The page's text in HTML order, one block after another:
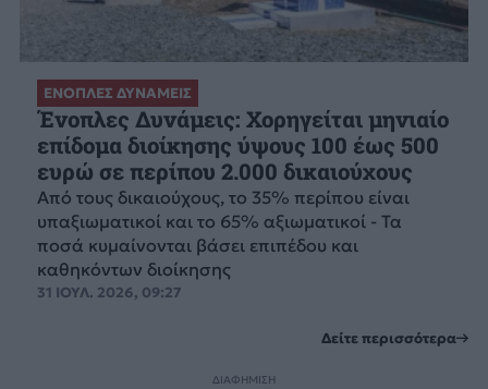
ΕΝΟΠΛΕΣ ΔΥΝΑΜΕΙΣ
Ένοπλες Δυνάμεις: Χορηγείται μηνιαίο
επίδομα διοίκησης ύψους 100 έως 500
ευρώ σε περίπου 2.000 δικαιούχους
Από τους δικαιούχους, το 35% περίπου είναι
υπαξιωματικοί και το 65% αξιωματικοί - Τα
ποσά κυμαίνονται βάσει επιπέδου και
καθηκόντων διοίκησης
31 ΙΟΥΛ. 2026, 09:27
Δείτε περισσότερα
ΔΙΑΦΗΜΙΣΗ